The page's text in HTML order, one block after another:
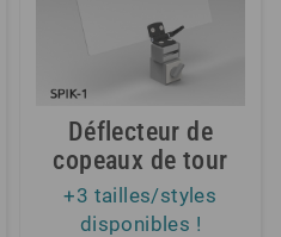
Déflecteur de
copeaux de tour
+3 tailles/styles
disponibles !